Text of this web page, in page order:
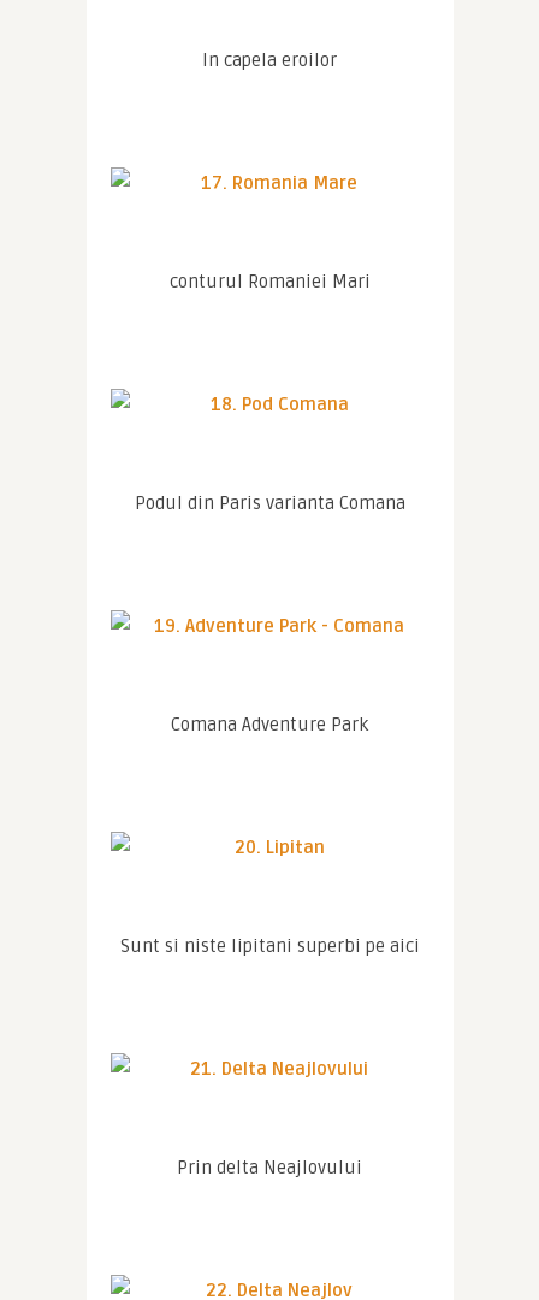
In capela eroilor
conturul Romaniei Mari
Podul din Paris varianta Comana
Comana Adventure Park
Sunt si niste lipitani superbi pe aici
Prin delta Neajlovului